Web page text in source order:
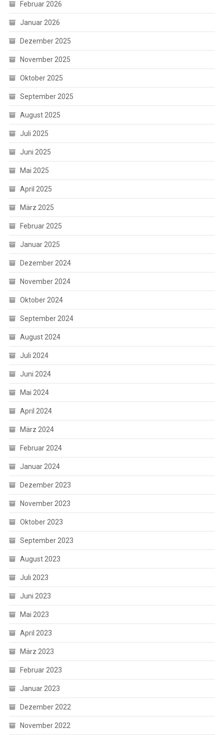
Februar 2026
Januar 2026
Dezember 2025
November 2025
Oktober 2025
September 2025
August 2025
Juli 2025
Juni 2025
Mai 2025
April 2025
März 2025
Februar 2025
Januar 2025
Dezember 2024
November 2024
Oktober 2024
September 2024
August 2024
Juli 2024
Juni 2024
Mai 2024
April 2024
März 2024
Februar 2024
Januar 2024
Dezember 2023
November 2023
Oktober 2023
September 2023
August 2023
Juli 2023
Juni 2023
Mai 2023
April 2023
März 2023
Februar 2023
Januar 2023
Dezember 2022
November 2022